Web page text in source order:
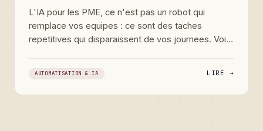
L'IA pour les PME, ce n'est pas un robot qui
remplace vos equipes : ce sont des taches
repetitives qui disparaissent de vos journees. Voici
AUTOMATISATION & IA LIRE →